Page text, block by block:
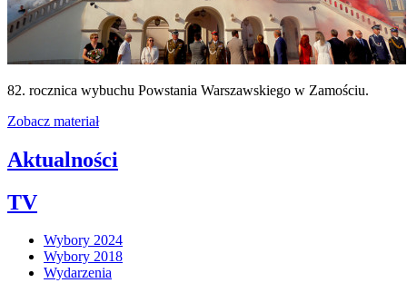
82. rocznica wybuchu Powstania Warszawskiego w Zamościu.
Zobacz materiał
Aktualności
TV
Wybory 2024
Wybory 2018
Wydarzenia